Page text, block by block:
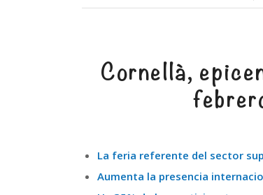
Cornellà,
La feria referente del sector
Aumenta la presencia